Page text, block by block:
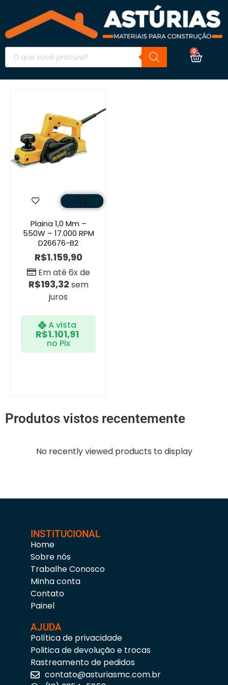
0
Plaina 1,0 Mm –
550W – 17.000 RPM
D26676-B2
R$1.159,90
Em até 6x de
R$193,32 sem
juros
A vista
R$1.101,91
no Pix
Produtos vistos recentemente
No recently viewed products to display
INSTITUCIONAL
Home
Sobre nós
Trabalhe Conosco
Minha conta
Contato
Painel
AJUDA
Política de privacidade
Politica de devolução e trocas
Rastreamento de pedidos
contato@asturiasmc.com.br